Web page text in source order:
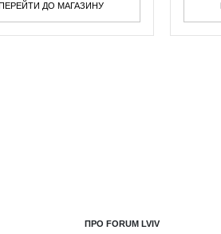
ДО МАГАЗИНУ
ПРО FORUM LVIV